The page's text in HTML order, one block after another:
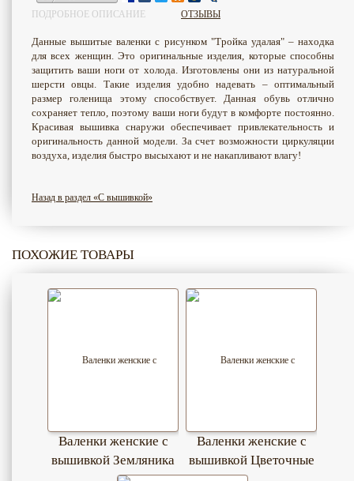
ПОДРОБНОЕ ОПИСАНИЕ ОТЗЫВЫ
Данные вышитые валенки с рисунком "Тройка удалая" – находка
для всех женщин. Это оригинальные изделия, которые способны
защитить ваши ноги от холода. Изготовлены они из натуральной
шерсти овцы. Такие изделия удобно надевать – оптимальный
размер голенища этому способствует. Данная обувь отлично
сохраняет тепло, поэтому ваши ноги будут в комфорте постоянно.
Красивая вышивка снаружи обеспечивает привлекательность и
оригинальность данной модели. За счет возможности циркуляции
воздуха, изделия быстро высыхают и не накапливают влагу!
Назад в раздел «С вышивкой»
ПОХОЖИЕ ТОВАРЫ
Валенки женские с
вышивкой Земляника
Валенки женские с
вышивкой Цветочные